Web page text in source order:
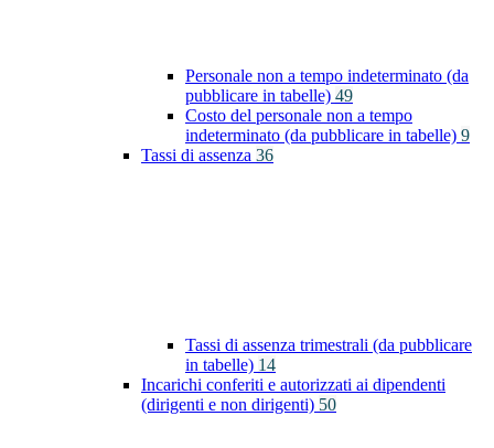
Personale non a tempo indeterminato (da
pubblicare in tabelle) 49
Costo del personale non a tempo
indeterminato (da pubblicare in tabelle) 9
Tassi di assenza 36
Tassi di assenza trimestrali (da pubblicare
in tabelle) 14
Incarichi conferiti e autorizzati ai dipendenti
(dirigenti e non dirigenti) 50